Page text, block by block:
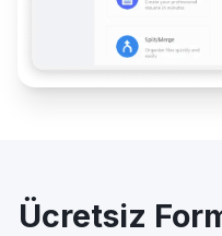
Ücretsiz